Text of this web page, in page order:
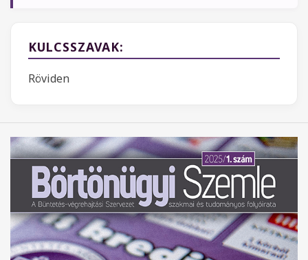
KULCSSZAVAK:
Röviden